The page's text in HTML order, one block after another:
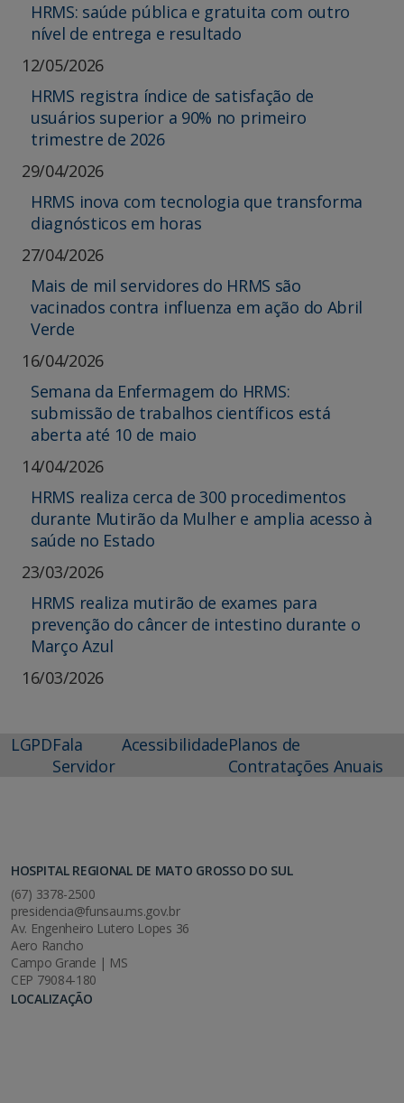
HRMS: saúde pública e gratuita com outro
nível de entrega e resultado
12/05/2026
HRMS registra índice de satisfação de
usuários superior a 90% no primeiro
trimestre de 2026
29/04/2026
HRMS inova com tecnologia que transforma
diagnósticos em horas
27/04/2026
Mais de mil servidores do HRMS são
vacinados contra influenza em ação do Abril
Verde
16/04/2026
Semana da Enfermagem do HRMS:
submissão de trabalhos científicos está
aberta até 10 de maio
14/04/2026
HRMS realiza cerca de 300 procedimentos
durante Mutirão da Mulher e amplia acesso à
saúde no Estado
23/03/2026
HRMS realiza mutirão de exames para
prevenção do câncer de intestino durante o
Março Azul
16/03/2026
LGPDFala
Servidor
AcessibilidadePlanos de
Contratações Anuais
HOSPITAL REGIONAL DE MATO GROSSO DO SUL
(67) 3378-2500
presidencia@funsau.ms.gov.br
Av. Engenheiro Lutero Lopes 36
Aero Rancho
Campo Grande | MS
CEP 79084-180
LOCALIZAÇÃO